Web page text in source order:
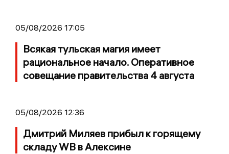
05/08/2026 17:05
Всякая тульская магия имеет
рациональное начало. Оперативное
совещание правительства 4 августа
05/08/2026 12:36
Дмитрий Миляев прибыл к горящему
складу WB в Алексине